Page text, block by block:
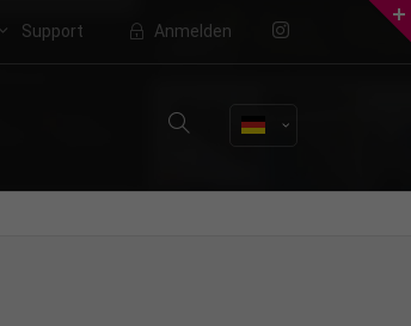
Lorem ipsum dolor sit amet,
Support Anmelden